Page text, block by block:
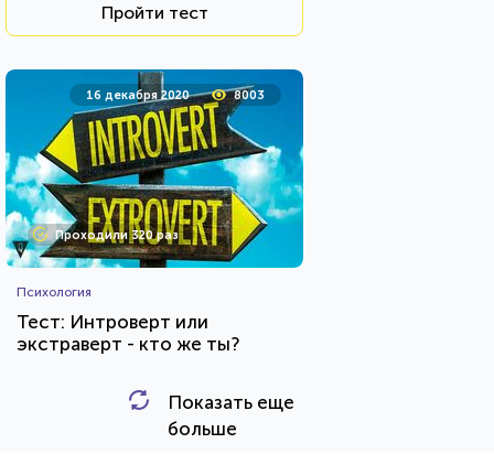
Пройти тест
16 декабря 2020 8003
Проходили 320 раз
Психология
Тест: Интроверт или
экстраверт - кто же ты?
HTML - код
Показать еще
больше